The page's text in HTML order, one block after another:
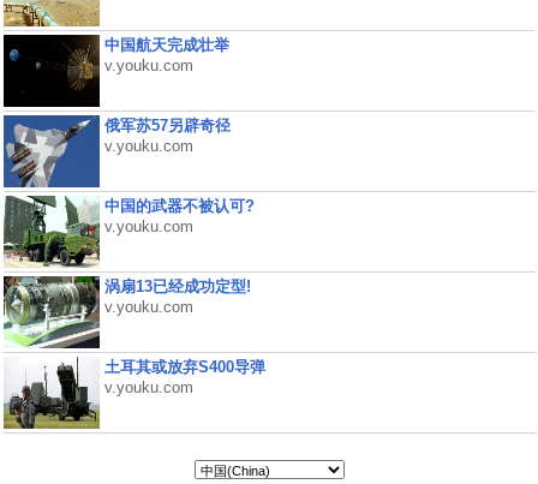
中国航天完成壮举
v.youku.com
俄军苏57另辟奇径
v.youku.com
中国的武器不被认可?
v.youku.com
涡扇13已经成功定型!
v.youku.com
土耳其或放弃S400导弹
v.youku.com